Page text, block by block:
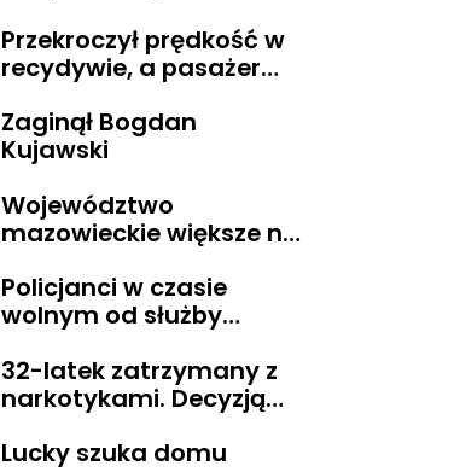
terenu!
Przekroczył prędkość w
recydywie, a pasażer
poszukiwaną
Zaginął Bogdan
Kujawski
Województwo
mazowieckie większe niż
zarządzaniu. Eksperci
proponują podział
Policjanci w czasie
wolnym od służby
poszukiwanego
32-latek zatrzymany z
narkotykami. Decyzją
Lucky szuka domu